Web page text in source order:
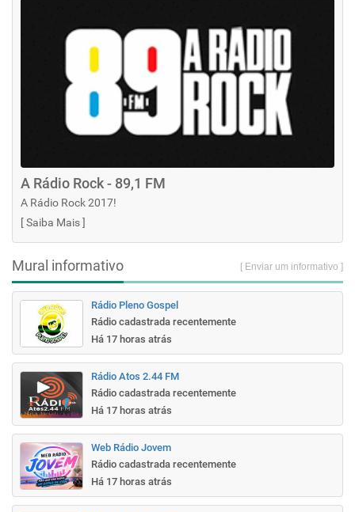
A Rádio Rock - 89,1 FM
A Rádio Rock 2017!
[Saiba Mais]
Mural informativo [ Enviar um informativo ]
Rádio Pleno Gospel
Rádio cadastrada recentemente
Há 17 horas atrás
Rádio Atos 2.44 FM
Rádio cadastrada recentemente
Há 17 horas atrás
Web Rádio Jovem
Rádio cadastrada recentemente
Há 17 horas atrás